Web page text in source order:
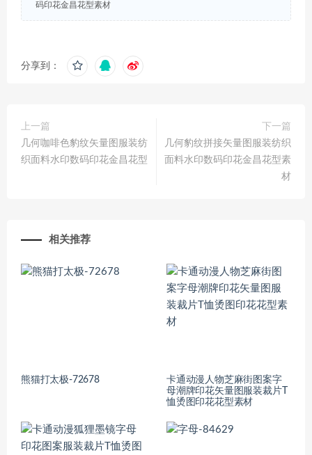
码印花金昌花型素材
分享到：
上一篇
几何咖啡色豹纹矢量图服装纺
织面料水印数码印花金昌花型
下一篇
几何豹纹拼接矢量图服装纺织
面料水印数码印花金昌花型素
材
相关推荐
熊猫打太极-72678
卡通动漫人物芝麻街图案字
母潮牌印花矢量图服装裁片T
恤烫图印花花型素材